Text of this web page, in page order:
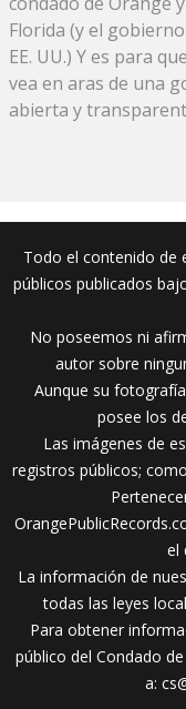
Florida (y el
EE. UU.) Y es para
vea en aras de una
abierta y
Todo el contenido de
públicos publicados
No poseemos ni
autor sobre
Aunque su
posee los
Las imágenes de
registros públicos;
el
La información de
todas las leyes
Para obtener
público del Condado
a: